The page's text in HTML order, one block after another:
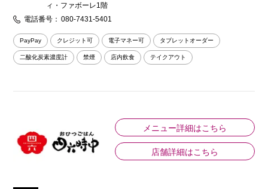
ィ・ファボーレ1階
電話番号： 080-7431-5401
PayPay クレジット可 電子マネー可 タブレットオーダー
二酸化炭素濃度計 禁煙 店内飲食 テイクアウト
メニュー詳細はこちら
店舗詳細はこちら